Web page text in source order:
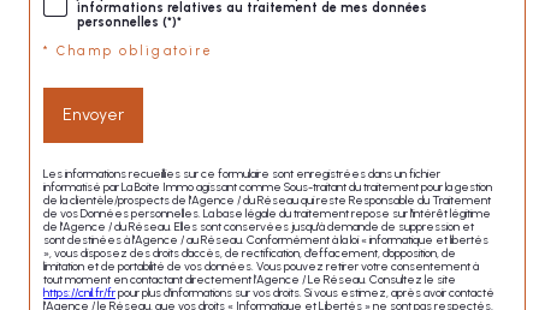
informations relatives au traitement de mes données
personnelles (*)*
* Champ obligatoire
Envoyer
Les informations recueillies sur ce formulaire sont enregistrées dans un fichier
informatisé par La Boite Immo agissant comme Sous-traitant du traitement pour la gestion
de la clientèle/prospects de l'Agence / du Réseau qui reste Responsable du Traitement
de vos Données personnelles. La base légale du traitement repose sur l'intérêt légitime
de l'Agence / du Réseau. Elles sont conservées jusqu'à demande de suppression et
sont destinées à l'Agence / au Réseau. Conformément à la loi « informatique et libertés
», vous disposez des droits d’accès, de rectification, d’effacement, d’opposition, de
limitation et de portabilité de vos données. Vous pouvez retirer votre consentement à
tout moment en contactant directement l’Agence / Le Réseau. Consultez le site
https://cnil.fr/frpour plus d’informations sur vos droits. Si vous estimez, après avoir contacté
l'Agence / le Réseau, que vos droits « Informatique et Libertés » ne sont pas respectés,